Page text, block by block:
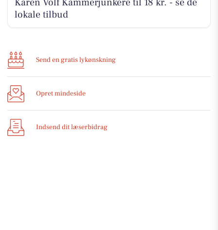
lokale tilbud
Send en gratis lykønskning
Opret mindeside
Indsend dit læserbidrag